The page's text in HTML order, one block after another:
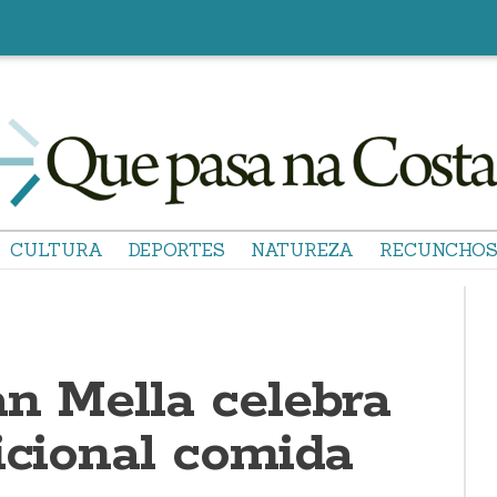
CULTURA DEPORTES NATUREZA RECUNCHOS
Mella celebra
comida